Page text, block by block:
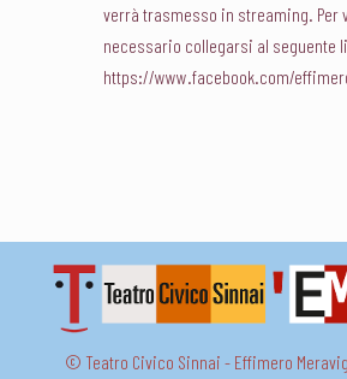
verrà trasmesso in streaming. Per
necessario collegarsi al seguente
https://www.facebook.com/
© Teatro Civico Sinnai - Effimero